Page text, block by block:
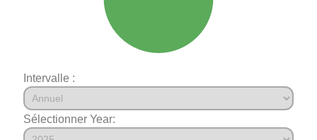
Intervalle :
Sélectionner Year: